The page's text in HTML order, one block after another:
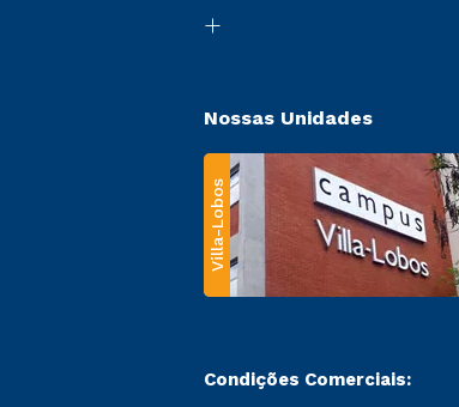
Nossas Unidades
Villa-Lobos
Condições Comerciais: